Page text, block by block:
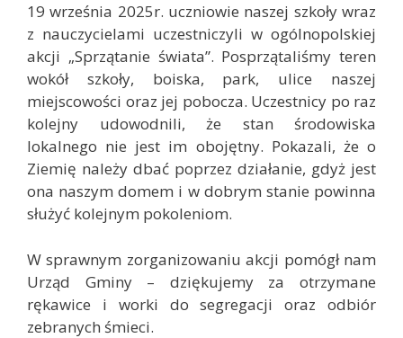
19 września 2025r. uczniowie naszej szkoły wraz
z nauczycielami uczestniczyli w ogólnopolskiej
akcji „Sprzątanie świata”. Posprzątaliśmy teren
wokół szkoły, boiska, park, ulice naszej
miejscowości oraz jej pobocza. Uczestnicy po raz
kolejny udowodnili, że stan środowiska
lokalnego nie jest im obojętny. Pokazali, że o
Ziemię należy dbać poprzez działanie, gdyż jest
ona naszym domem i w dobrym stanie powinna
służyć kolejnym pokoleniom.
W sprawnym zorganizowaniu akcji pomógł nam
Urząd Gminy – dziękujemy za otrzymane
rękawice i worki do segregacji oraz odbiór
zebranych śmieci.